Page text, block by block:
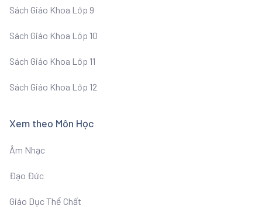
Sách Giáo Khoa Lớp 9
Sách Giáo Khoa Lớp 10
Sách Giáo Khoa Lớp 11
Sách Giáo Khoa Lớp 12
Xem theo Môn Học
Âm Nhạc
Đạo Đức
Giáo Dục Thể Chất